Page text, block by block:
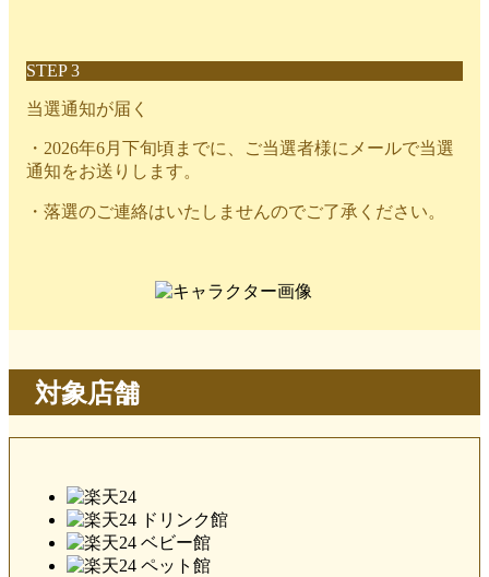
STEP 3
当選通知が届く
・2026年6月下旬頃までに、ご当選者様にメールで当選
通知をお送りします。
・落選のご連絡はいたしませんのでご了承ください。
対象店舗